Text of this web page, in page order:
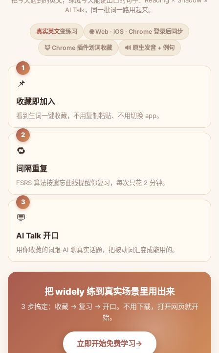
AI Talk，同一批词一路用起来。
真实英文变练习 🌐 Web · iOS · Chrome 登录后同步
🦊 Chrome 插件划词收藏 🔊 原生发音 + 例句
1
📌
收藏即加入
看到生词一键收藏，不用复制粘贴、不用切换 app。
2
🔁
间隔重复
FSRS 算法按遗忘曲线提醒你复习，每次只花 2 分钟。
3
💬
AI Talk 开口
用你收藏的词跟 AI 聊真实话题，把被动词汇变成能用的。
把 widely 练到真实场景里用出来
3 步搞定：收藏 → 复习 → 开口。不用下载，打开网页就开
始。
立即开始免费学习